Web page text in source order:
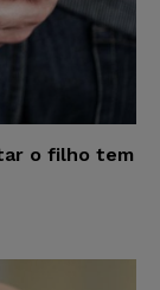
o filho tem